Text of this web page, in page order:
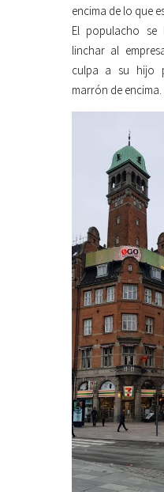
encima de lo que
El populacho
linchar al
culpa a su hijo
marrón de encima.